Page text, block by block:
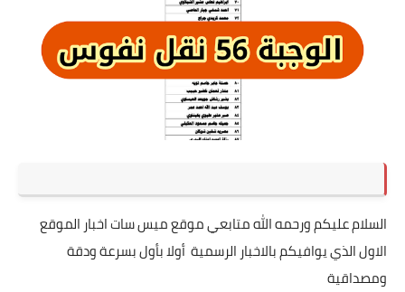
السلام عليكم ورحمه الله متابعي موقع ميس سات اخبار الموقع
الاول الذي يوافيكم بالاخبار الرسمية أولا بأول بسرعة ودقة
ومصداقية